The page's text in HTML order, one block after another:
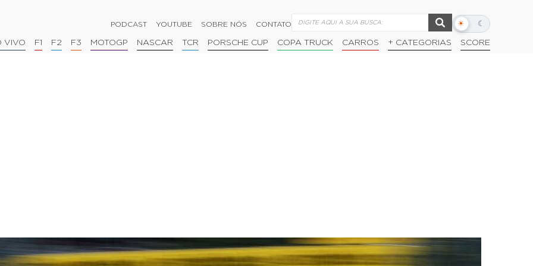
PODCAST YOUTUBE SOBRE NÓS CONTATO ☀ ☾
Alternar
escuro
VIVO F1 F2 F3 MOTOGP NASCAR TCR PORSCHE CUP COPA TRUCK CARROS + CATEGORIAS SCORE